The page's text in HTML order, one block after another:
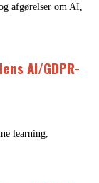
afgørelser om AI,
AI/GDPR-
learning,